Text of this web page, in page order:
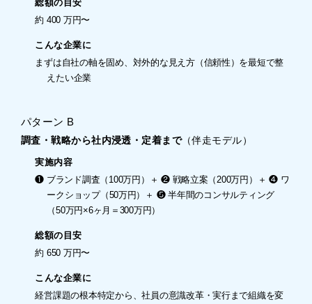
総額の目安
約 400 万円〜
こんな企業に
まずは自社の軸を固め、対外的な見え方（信頼性）を最短で整
えたい企業
パターン B
調査・戦略から社内浸透・定着まで（伴走モデル）
実施内容
❶ ブランド調査（100万円）＋ ❷ 戦略立案（200万円）＋ ❹ ワ
ークショップ（50万円）＋ ❺ 半年間のコンサルティング
（50万円×6ヶ月＝300万円）
総額の目安
約 650 万円〜
こんな企業に
経営課題の根本特定から、社員の意識改革・実行まで組織を変